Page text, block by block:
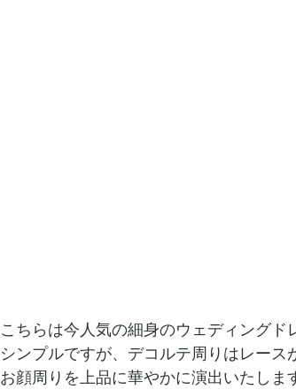
こちらは今人気の細身のウェディングド
シンプルですが、デコルテ周りはレース
お顔周りを上品に華やかに演出いたしま